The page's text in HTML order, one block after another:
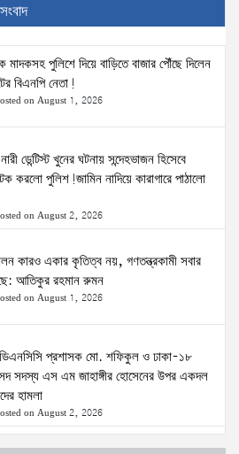
মাদকসহ পুলিশে দিয়ে বাড়িতে বাজার পৌঁছে দিলেন
বিএনপি নেতা!
on August 1, 2026
ডেন্টিস্ট খুনের ঘটনায় সন্দেহভাজন হিসেবে
করলো পুলিশ!জামিন নাদিয়ে কারাগারে পাঠালো
on August 2, 2026
কারও একার কৃতিত্ব নয়, গণতন্ত্রকামী সবার
আতিকুর রহমান রুমন
on August 1, 2026
প্রশাসক মো. শফিকুল ও ঢাকা-১৮
সদস্য এস এম জাহাঙ্গীর হোসেনের উপর একদল
হামলা
on August 2, 2026